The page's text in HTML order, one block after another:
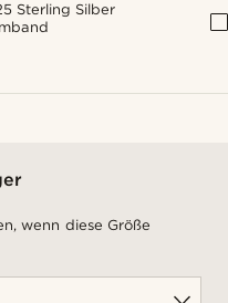
Sterling Silber
wenn diese Größe